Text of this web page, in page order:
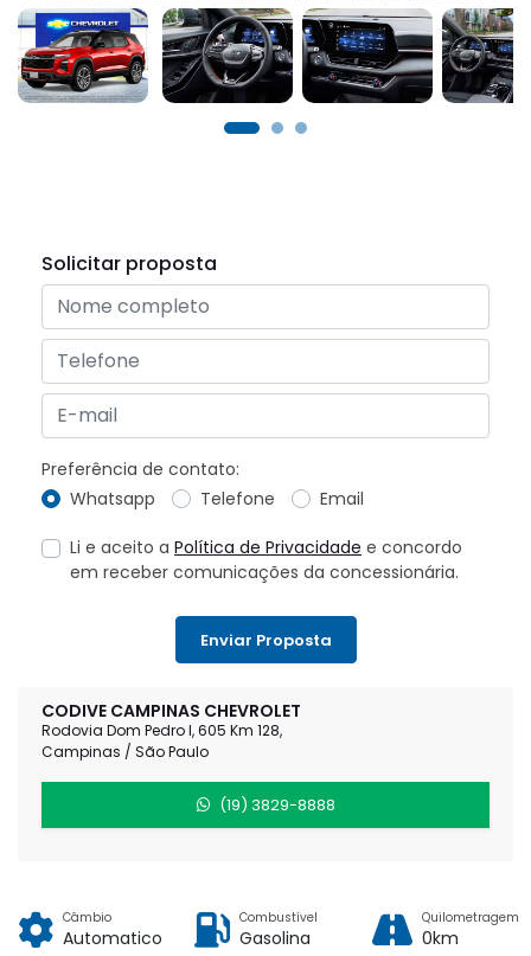
CODIVE CAMPINAS CHEVROLET
Rodovia Dom Pedro I, 605 Km 128,
Campinas / São Paulo
(19) 3829-8888
Solicitar proposta
Preferência de contato:
Whatsapp
Telefone Email
Li e aceito a Política de Privacidade e concordo
em receber comunicações da concessionária.
Enviar Proposta
Câmbio
Automatico
Combustível
Gasolina
Quilometragem
0km